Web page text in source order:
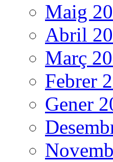
Maig
Abril
Març
Febrer
Gener